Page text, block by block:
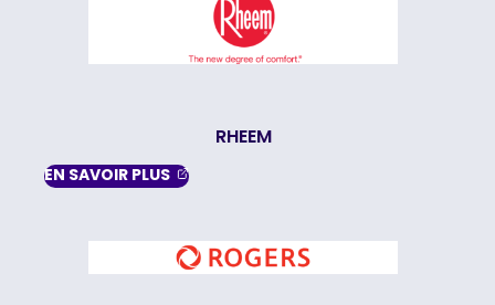
RHEEM
EN SAVOIR PLUS , OPENS IN A NEW TAB